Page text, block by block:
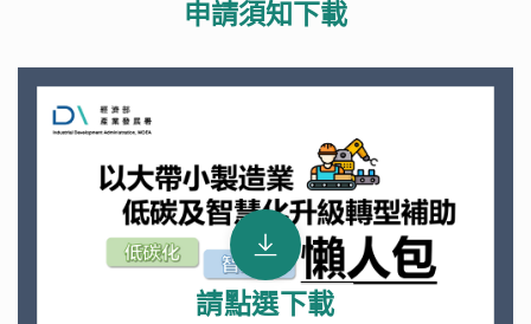
申請須知下載